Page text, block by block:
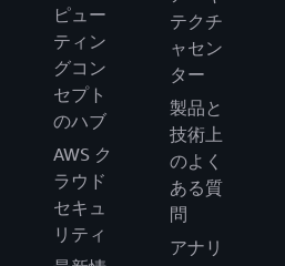
ピュー
ティン
グコン
セプト
のハブ
AWS ク
ラウド
セキュ
リティ
テクチ
ャセン
ター
製品と
技術上
のよく
ある質
問
アナリ